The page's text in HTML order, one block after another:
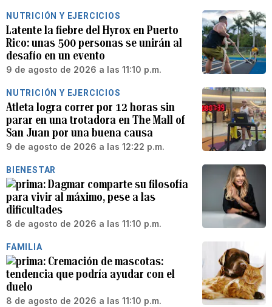
NUTRICIÓN Y EJERCICIOS
Latente la fiebre del Hyrox en Puerto
Rico: unas 500 personas se unirán al
desafío en un evento
9 de agosto de 2026 a las 11:10 p.m.
NUTRICIÓN Y EJERCICIOS
Atleta logra correr por 12 horas sin
parar en una trotadora en The Mall of
San Juan por una buena causa
9 de agosto de 2026 a las 12:22 p.m.
BIENESTAR
Dagmar comparte su filosofía
para vivir al máximo, pese a las
dificultades
8 de agosto de 2026 a las 11:10 p.m.
FAMILIA
Cremación de mascotas:
tendencia que podría ayudar con el
duelo
8 de agosto de 2026 a las 11:10 p.m.